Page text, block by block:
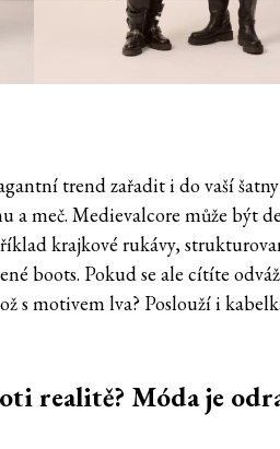
trend zařadit i do vaší
a meč. Medievalcore může být
krajkové rukávy,
boots. Pokud se ale cítíte
s motivem lva? Poslouží i
realitě? Móda je